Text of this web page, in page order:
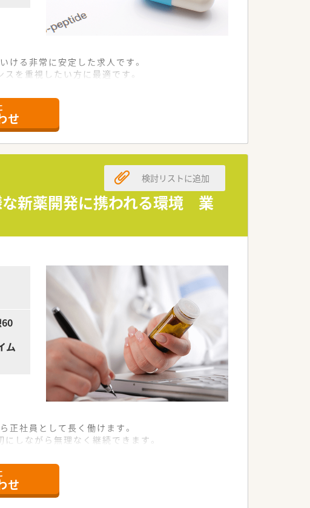
る非常に安定した求人です。
を重視したい方に最適です。
に創造できる仲間を求めています。
お持ちの方を高く評価します。
る方を心よりお待ちしています。
力として期待される条件です。
ことが必須の要件となります。
経験を活かして挑戦可能です。
度な機能を有している点が強みです。
生」に寄与することを目指しています。
大切にする専門家集団です。
せ
新薬開発に携われる環境 業
検討リストに追加
ム
社員として長く働けます。
しながら無理なく継続できます。
場を支える新たな仲間を求めます。
神をお持ちの方を歓迎します。
せ